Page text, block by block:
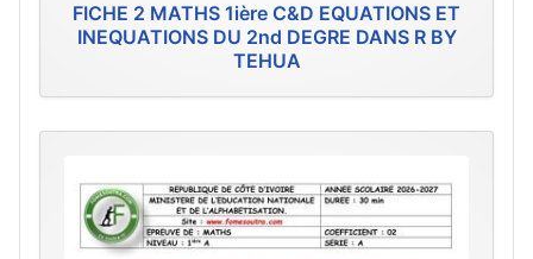
FICHE 2 MATHS 1ière C&D EQUATIONS ET
INEQUATIONS DU 2nd DEGRE DANS R BY
TEHUA